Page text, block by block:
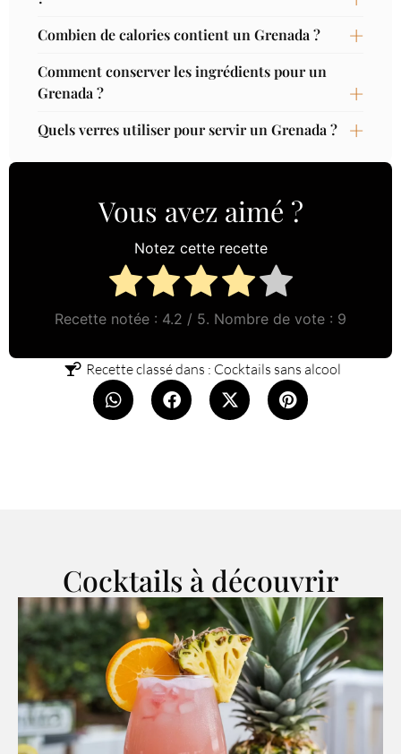
Combien de calories contient un Grenada ?
Comment conserver les ingrédients pour un
Grenada ?
Quels verres utiliser pour servir un Grenada ?
Vous avez aimé ?
Notez cette recette
Recette notée : 4.2 / 5. Nombre de vote : 9
Recette classé dans : Cocktails sans alcool
Cocktails à découvrir